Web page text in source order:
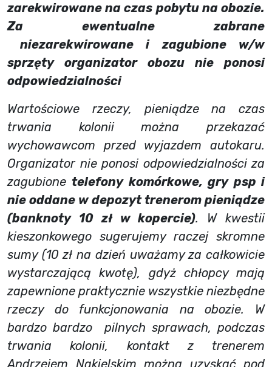
zarekwirowane na czas pobytu na obozie.
Za ewentualne zabrane
niezarekwirowane i zagubione w/w
sprzęty organizator obozu nie ponosi
odpowiedzialności
Wartościowe rzeczy, pieniądze na czas
trwania kolonii można przekazać
wychowawcom przed wyjazdem autokaru.
Organizator nie ponosi odpowiedzialności za
zagubionetelefony komórkowe, gry psp i
nie oddane w depozyt trenerom pieniądze
(banknoty 10 zł w kopercie). W kwestii
kieszonkowego sugerujemy raczej skromne
sumy (10 zł na dzień uważamy za całkowicie
wystarczającą kwotę), gdyż chłopcy mają
zapewnione praktycznie wszystkie niezbędne
rzeczy do funkcjonowania na obozie. W
bardzo bardzo pilnych sprawach, podczas
trwania kolonii, kontakt z trenerem
Andrzejem Nakielskim można uzyskać pod